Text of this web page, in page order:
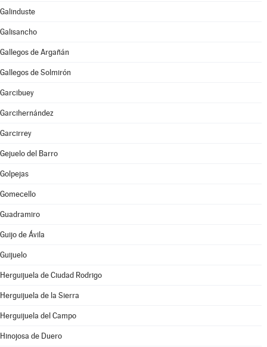
Galinduste
Galisancho
Gallegos de Argañán
Gallegos de Solmirón
Garcibuey
Garcihernández
Garcirrey
Gejuelo del Barro
Golpejas
Gomecello
Guadramiro
Guijo de Ávila
Guijuelo
Herguijuela de Ciudad Rodrigo
Herguijuela de la Sierra
Herguijuela del Campo
Hinojosa de Duero